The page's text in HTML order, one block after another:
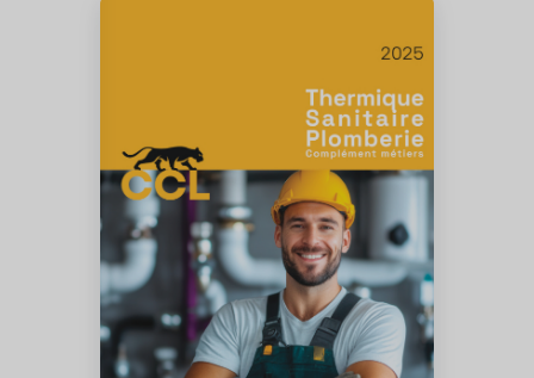
Sanitaire Thermique